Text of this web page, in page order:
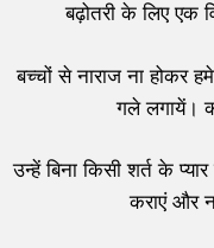
बढ़ोतरी के लिए एक
बच्चों से नाराज ना होकर
गले लगायें।
उन्हें बिना किसी शर्त के
कराएं और